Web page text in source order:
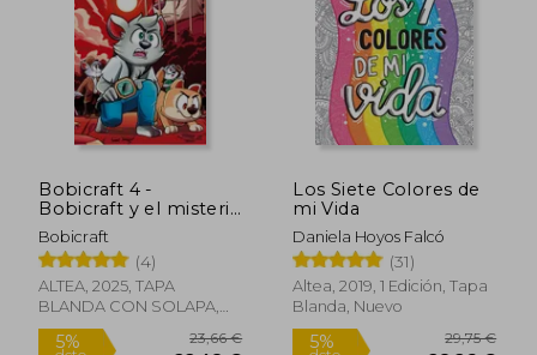
5%
dcto. 17,70 €
5%
dcto.
Bobicraft 4 -
Bobicraft y el misterio
del Capitán Onimus
Bobicraft
(4)
ALTEA, 2025, TAPA
BLANDA CON SOLAPA,
Nuevo
Los Siete Colores de
mi Vida
Daniela Hoyos Falcó
(31)
Altea, 2019, 1 Edición, Tapa
Blanda, Nuevo